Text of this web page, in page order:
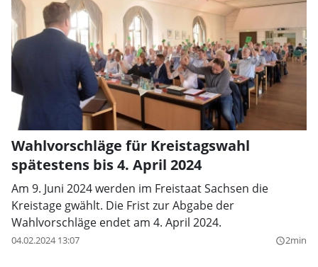
Wahlvorschläge für Kreistagswahl
spätestens bis 4. April 2024
Am 9. Juni 2024 werden im Freistaat Sachsen die
Kreistage gwählt. Die Frist zur Abgabe der
Wahlvorschläge endet am 4. April 2024.
04.02.2024 13:07 query_builder2min